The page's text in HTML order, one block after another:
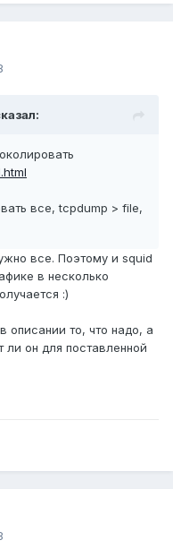
все, tcpdump > file,
все. Поэтому и squid
в несколько
:)
описании то, что надо, а
он для поставленной